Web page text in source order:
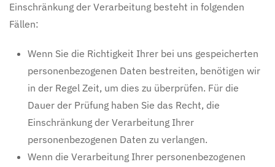
Einschränkung der Verarbeitung besteht in folgenden
Fällen:
Wenn Sie die Richtigkeit Ihrer bei uns gespeicherten
personenbezogenen Daten bestreiten, benötigen wir
in der Regel Zeit, um dies zu überprüfen. Für die
Dauer der Prüfung haben Sie das Recht, die
Einschränkung der Verarbeitung Ihrer
personenbezogenen Daten zu verlangen.
Wenn die Verarbeitung Ihrer personenbezogenen